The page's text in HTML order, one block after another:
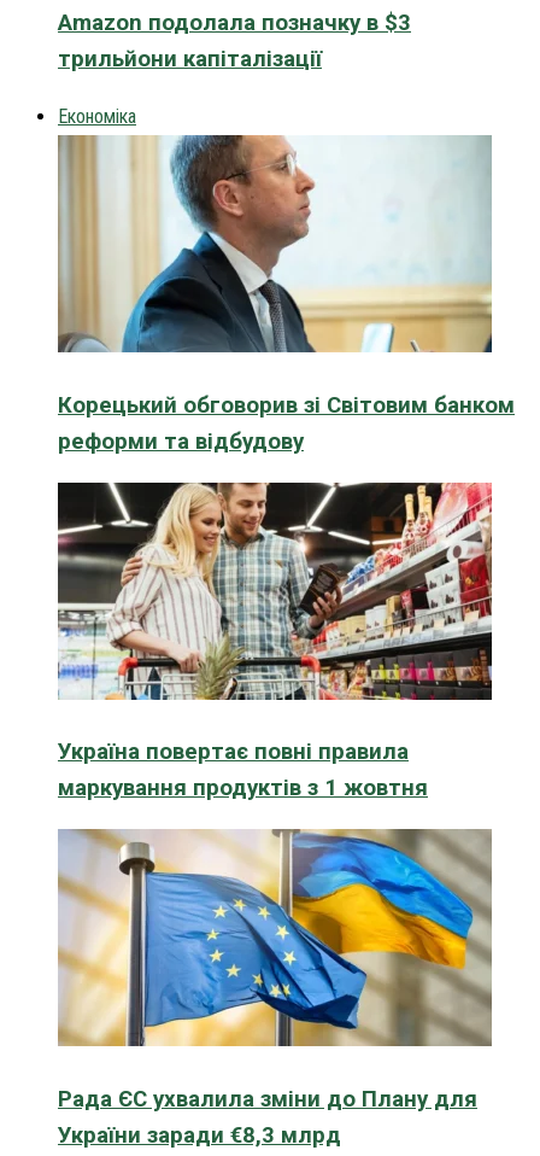
Amazon подолала позначку в $3
трильйони капіталізації
Економіка
Корецький обговорив зі Світовим банком
реформи та відбудову
Україна повертає повні правила
маркування продуктів з 1 жовтня
Рада ЄС ухвалила зміни до Плану для
України заради €8,3 млрд